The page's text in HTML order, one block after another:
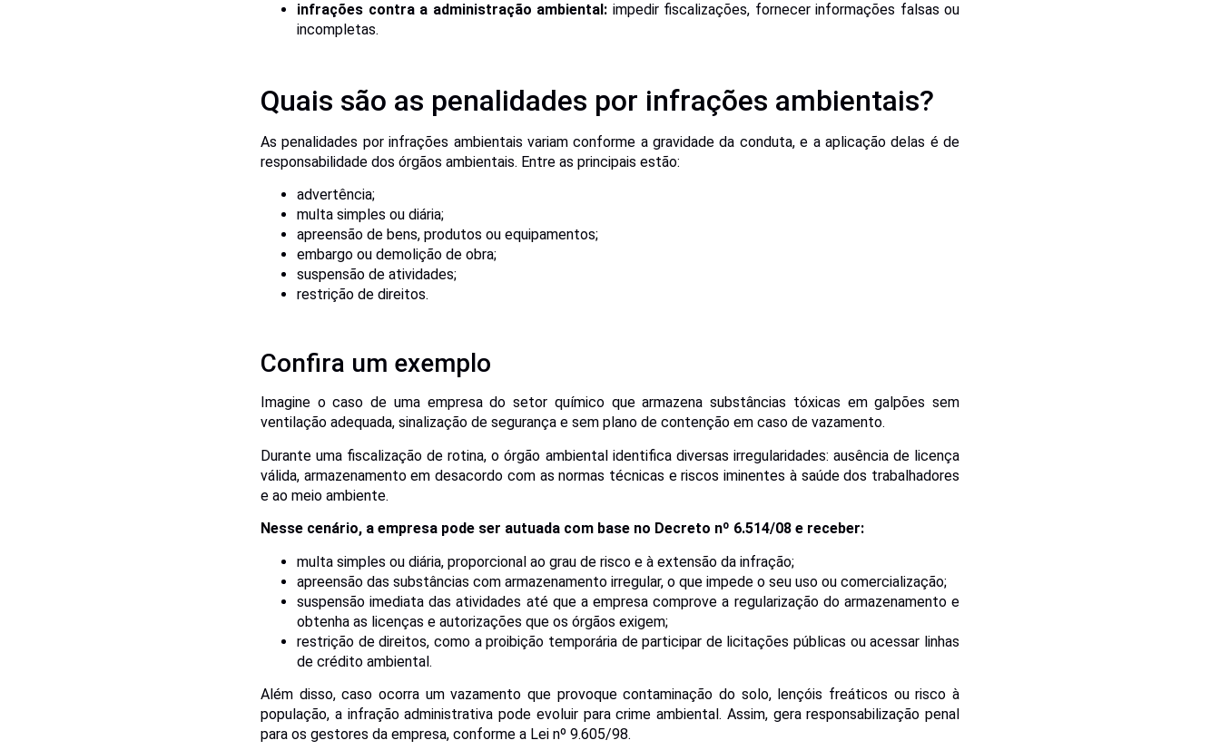
infrações contra a administração ambiental: impedir fiscalizações, fornecer informações falsas ou
incompletas.
Quais são as penalidades por infrações ambientais?
As penalidades por infrações ambientais variam conforme a gravidade da conduta, e a aplicação delas é de
responsabilidade dos órgãos ambientais. Entre as principais estão:
advertência;
multa simples ou diária;
apreensão de bens, produtos ou equipamentos;
embargo ou demolição de obra;
suspensão de atividades;
restrição de direitos.
Confira um exemplo
Imagine o caso de uma empresa do setor químico que armazena substâncias tóxicas em galpões sem
ventilação adequada, sinalização de segurança e sem plano de contenção em caso de vazamento.
Durante uma fiscalização de rotina, o órgão ambiental identifica diversas irregularidades: ausência de licença
válida, armazenamento em desacordo com as normas técnicas e riscos iminentes à saúde dos trabalhadores
e ao meio ambiente.
Nesse cenário, a empresa pode ser autuada com base no Decreto nº 6.514/08 e receber:
multa simples ou diária, proporcional ao grau de risco e à extensão da infração;
apreensão das substâncias com armazenamento irregular, o que impede o seu uso ou comercialização;
suspensão imediata das atividades até que a empresa comprove a regularização do armazenamento e
obtenha as licenças e autorizações que os órgãos exigem;
restrição de direitos, como a proibição temporária de participar de licitações públicas ou acessar linhas
de crédito ambiental.
Além disso, caso ocorra um vazamento que provoque contaminação do solo, lençóis freáticos ou risco à
população, a infração administrativa pode evoluir para crime ambiental. Assim, gera responsabilização penal
para os gestores da empresa, conforme a Lei nº 9.605/98.